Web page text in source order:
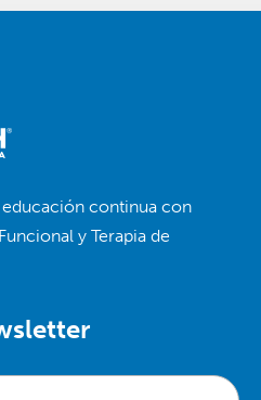
continua con
y Terapia de